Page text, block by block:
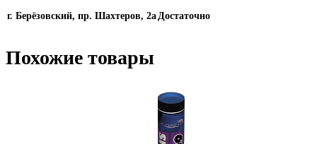
г. Берёзовский, пр. Шахтеров, 2аДостаточно
Похожие товары